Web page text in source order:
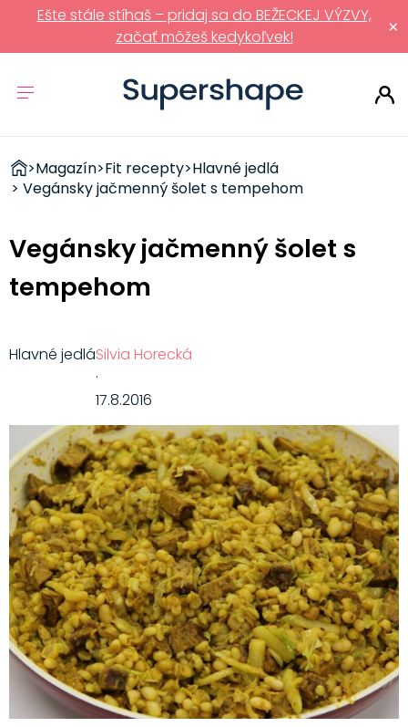
×
Ešte stále stíhaš – pridaj sa do BEŽECKEJ VÝZVY,
začať môžeš kedykoľvek!
ZDRAVÉ
RÝCHLOVKY
>Magazín>Fit recepty>Hlavné jedlá
> Vegánsky jačmenný šolet s tempehom
Vegánsky jačmenný šolet s
tempehom
Hlavné jedláSilvia Horecká
·
17.8.2016